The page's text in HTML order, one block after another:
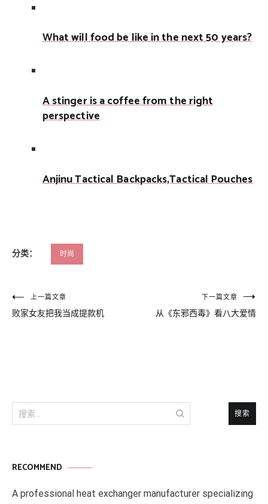
What will food be like in the next 50 years?
A stinger is a coffee from the right
perspective
Anjinu Tactical Backpacks,Tactical Pouches
分类： 时尚
文
章
上一篇文章
败家女友把我当成提款机
下一篇文章
从《东邪西毒》看八大爱情
搜
索：
RECOMMEND
A professional heat exchanger manufacturer specializing